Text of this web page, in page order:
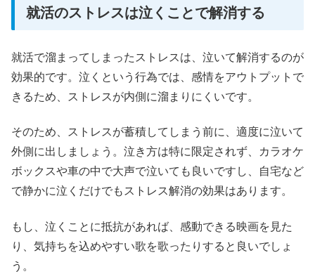
就活のストレスは泣くことで解消する
就活で溜まってしまったストレスは、泣いて解消するのが
効果的です。泣くという行為では、感情をアウトプットで
きるため、ストレスが内側に溜まりにくいです。
そのため、ストレスが蓄積してしまう前に、適度に泣いて
外側に出しましょう。泣き方は特に限定されず、カラオケ
ボックスや車の中で大声で泣いても良いですし、自宅など
で静かに泣くだけでもストレス解消の効果はあります。
もし、泣くことに抵抗があれば、感動できる映画を見た
り、気持ちを込めやすい歌を歌ったりすると良いでしょ
う。